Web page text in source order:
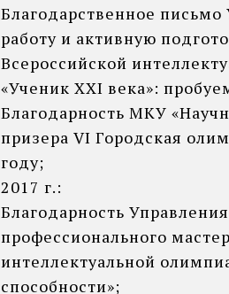
Благодарственное
работу и активную
Всероссийской
«Ученик XXI века»:
Благодарность МКУ
призера VI Городская
году;
2017 г.:
Благодарность
профессионального
интеллектуальной
способности»;